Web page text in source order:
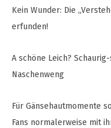
Kein Wunder: Die
erfunden!
A schöne Leich?
Naschenweng
Für Gänsehautmomente
Fans normalerweise mit